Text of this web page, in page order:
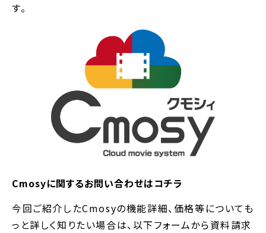
す。
Cmosyに関するお問い合わせはコチラ
今回ご紹介したCmosyの機能詳細、価格等についても
っと詳しく知りたい場合は、以下フォームから資料請求